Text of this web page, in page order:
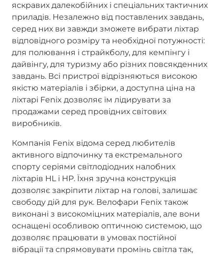
яскравих далекобійних і спеціальних тактичних
приладів. Незалежно від поставлених завдань,
серед них ви завжди зможете вибрати ліхтар
відповідного розміру та необхідної потужності:
для полювання і страйкболу, для кемпінгу і
дайвінгу, для туризму або різних повсякденних
завдань. Всі пристрої відрізняються високою
якістю матеріалів і збірки, а доступна ціна на
ліхтарі Fenix дозволяє їм лідирувати за
продажами серед провідних світових
виробників.
Компанія Fenix відома серед любителів
активного відпочинку та екстремального
спорту серіями світлодіодних налобних
ліхтарів HL і HP. Їхня зручна конструкція
дозволяє закріпити ліхтар на голові, залишає
свободу дій для рук. Велофари Fenix також
виконані з високоміцних матеріалів, але вони
оснащені особливою оптичною системою, що
дозволяє працювати в умовах постійної
вібрації та спрямовувати промінь світла так,